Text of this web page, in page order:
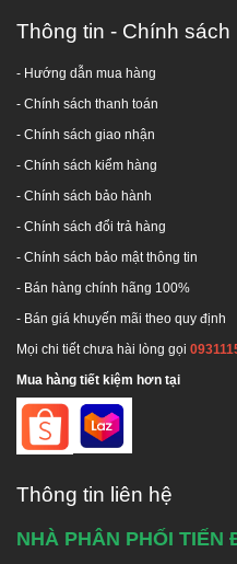
Thông tin - Chính sách
- Hướng dẫn mua hàng
- Chính sách thanh toán
- Chính sách giao nhận
- Chính sách kiểm hàng
- Chính sách bảo hành
- Chính sách đổi trả hàng
- Chính sách bảo mật thông tin
- Bán hàng chính hãng 100%
- Bán giá khuyến mãi theo quy định
Mọi chi tiết chưa hài lòng gọi
Mua hàng tiết kiệm hơn tại
Thông tin liên hệ
NHÀ PHÂN PHỐI TIẾN